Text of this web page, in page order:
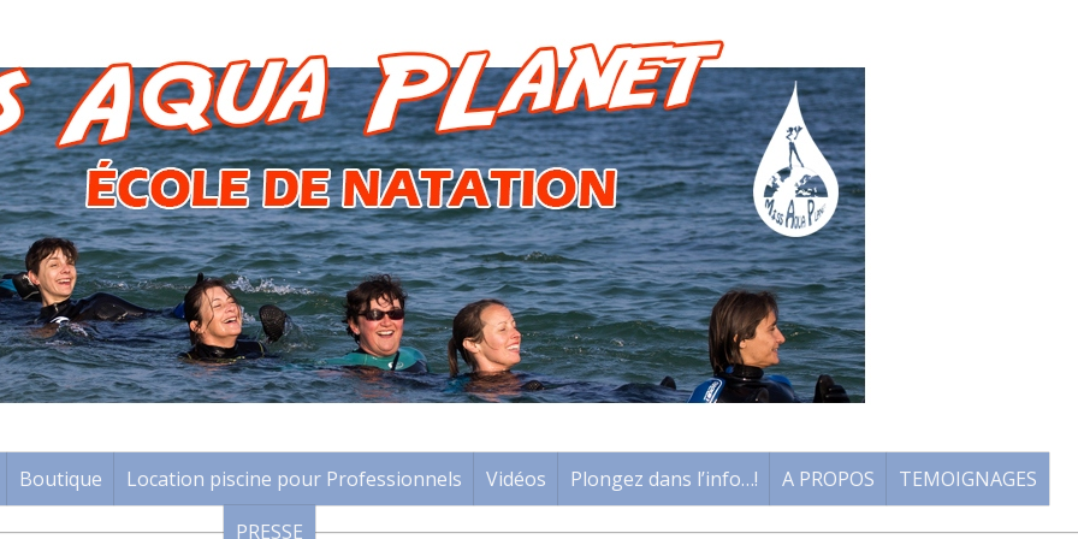
Boutique Location piscine pour Professionnels Vidéos Plongez dans l’info…! A PROPOS
TEMOIGNAGES
PRESSE